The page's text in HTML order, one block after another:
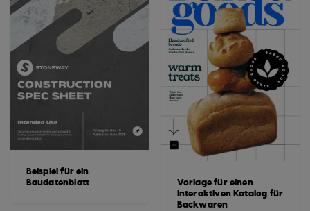
Beispiel für ein
Baudatenblatt
Vorlage für einen
interaktiven Katalog für
Backwaren